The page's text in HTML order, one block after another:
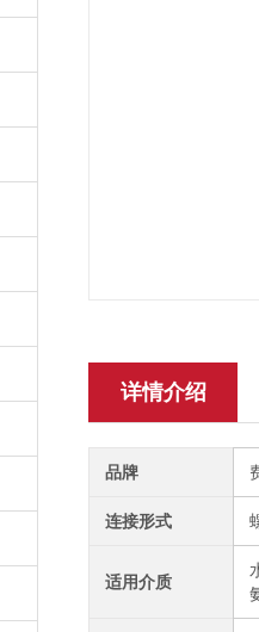
详情介绍
品牌
连接形式
适用介质